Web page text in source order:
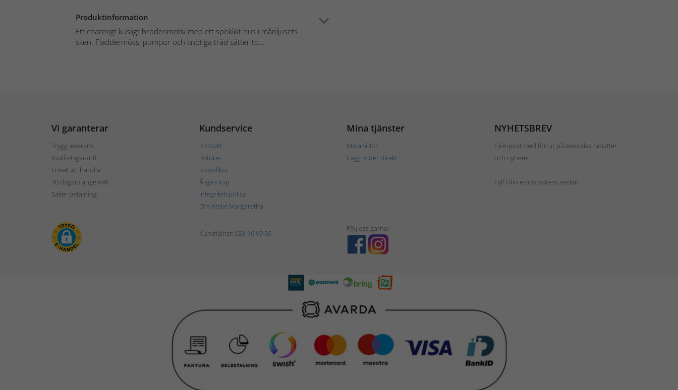
Produktinformation
Ett charmigt kusligt broderimotiv med ett spöklikt hus i månljusets
sken. Fladdermöss, pumpor och knotiga träd sätter to...
Vi garanterar
Trygg leverans
Kvalitetsgaranti
Enkelt att handla
30 dagars ångerrätt
Säker betalning
Kundservice
Kontakt
Returer
Köpvillkor
Ångra köp
Integritetspolicy
Om Ateljé Margaretha
Mina tjänster
Mina sidor
Lägg order direkt
NYHETSBREV
Få e-post med förtur på exklusiva rabatter
och nyheter.
Fyll i din e-postadress nedan.
Kundtjänst: 033-16 99 50
Följ oss gärna!